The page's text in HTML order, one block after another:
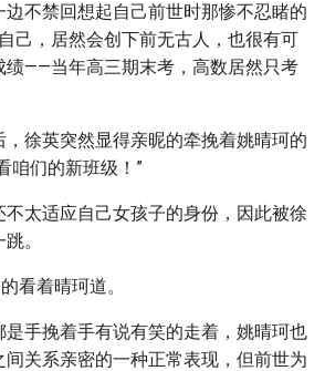
不禁回想起自己前世时那惨不忍睹的
己，居然会创下前无古人，也很有可
绩——当年高三期末考，高数居然只考
徐英突然显得亲昵的牵挽着姚晴珂的
咱们的新班级！”
太适应自己女孩子的身份，因此被徐
。
看着晴珂道。
手挽着手有说有笑的走着，姚晴珂也
关系亲密的一种正常表现，但前世为